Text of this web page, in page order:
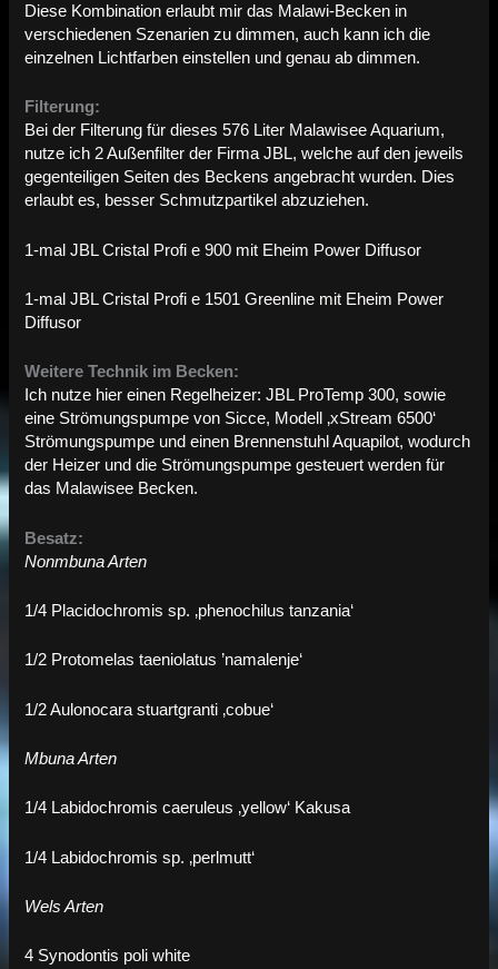
Diese Kombination erlaubt mir das Malawi-Becken in
verschiedenen Szenarien zu dimmen, auch kann ich die
einzelnen Lichtfarben einstellen und genau ab dimmen.
Filterung:
Bei der Filterung für dieses 576 Liter Malawisee Aquarium,
nutze ich 2 Außenfilter der Firma JBL, welche auf den jeweils
gegenteiligen Seiten des Beckens angebracht wurden. Dies
erlaubt es, besser Schmutzpartikel abzuziehen.
1-mal JBL Cristal Profi e 900 mit Eheim Power Diffusor
1-mal JBL Cristal Profi e 1501 Greenline mit Eheim Power
Diffusor
Weitere Technik im Becken:
Ich nutze hier einen Regelheizer: JBL ProTemp 300, sowie
eine Strömungspumpe von Sicce, Modell ‚xStream 6500‘
Strömungspumpe und einen Brennenstuhl Aquapilot, wodurch
der Heizer und die Strömungspumpe gesteuert werden für
das Malawisee Becken.
Besatz:
Nonmbuna Arten
1/4 Placidochromis sp. ‚phenochilus tanzania‘
1/2 Protomelas taeniolatus ’namalenje‘
1/2 Aulonocara stuartgranti ‚cobue‘
Mbuna Arten
1/4 Labidochromis caeruleus ‚yellow‘ Kakusa
1/4 Labidochromis sp. ‚perlmutt‘
Wels Arten
4 Synodontis poli white